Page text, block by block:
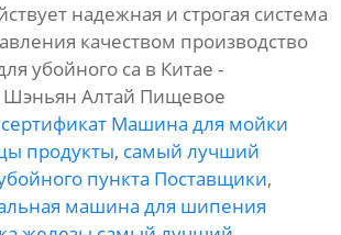
надежная и строгая система
качеством производство
убойного са в Китае -
Алтай Пищевое
сертификат Машина для мойки
продукты, самый лучший
пункта Поставщики,
машина для шипения